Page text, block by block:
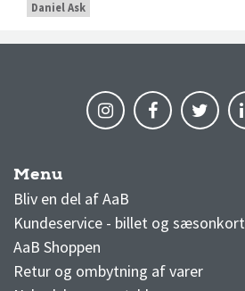
Daniel Ask
Menu
Bliv en del af AaB
Kundeservice - billet og sæsonkort
AaB Shoppen
Retur og ombytning af varer